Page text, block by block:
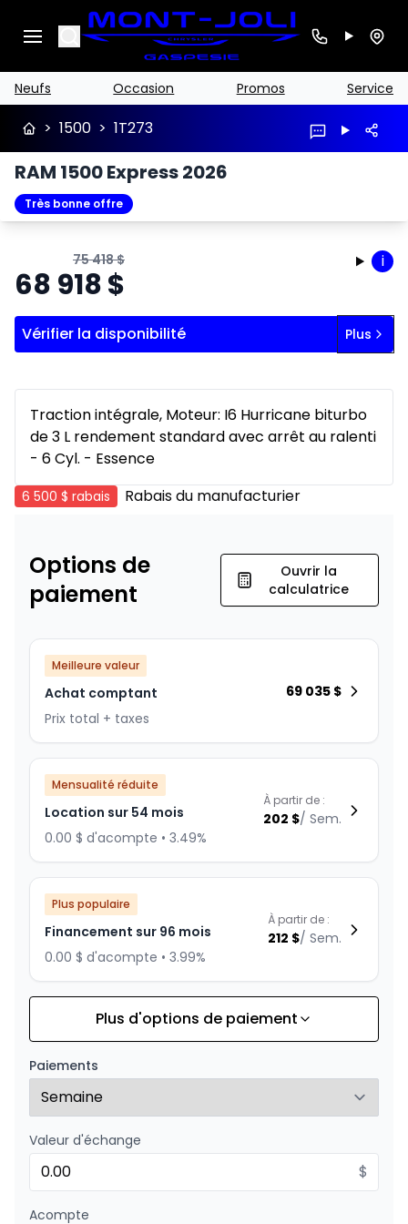
Search
Neufs Occasion Promos Service
> 1500 > 1T273
RAM 1500 Express 2026
Très bonne offre
75 418$
68 918$
i
Vérifier la disponibilité Plus
Traction intégrale, Moteur: I6 Hurricane biturbo
de 3 L rendement standard avec arrêt au ralenti
- 6 Cyl. - Essence
6 500 $ rabais Rabais du manufacturier
Options de
paiement
Ouvrir la
calculatrice
Meilleure valeur
Achat comptant
Prix total + taxes
69 035 $
Mensualité réduite
Location sur 54 mois
0.00 $ d'acompte • 3.49%
À partir de :
202 $/ Sem.
Plus populaire
Financement sur 96 mois
0.00 $ d'acompte • 3.99%
À partir de :
212 $/ Sem.
Financement sur 84 mois
0.00 $ d'acompte • 1.99%
À partir de :
Financement sur 72 mois
Financement sur 72 mois
0.00 $ d'acompte • 1.99%
À partir de :
Plus d'options de paiement
Paiements
Valeur d'échange
$
Acompte